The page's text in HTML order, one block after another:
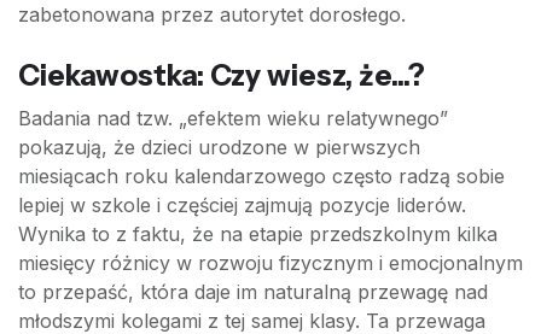
zabetonowana przez autorytet dorosłego.
Ciekawostka: Czy wiesz, że...?
Badania nad tzw. „efektem wieku relatywnego”
pokazują, że dzieci urodzone w pierwszych
miesiącach roku kalendarzowego często radzą sobie
lepiej w szkole i częściej zajmują pozycje liderów.
Wynika to z faktu, że na etapie przedszkolnym kilka
miesięcy różnicy w rozwoju fizycznym i emocjonalnym
to przepaść, która daje im naturalną przewagę nad
młodszymi kolegami z tej samej klasy. Ta przewaga